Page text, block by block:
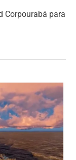
Corpourabá para